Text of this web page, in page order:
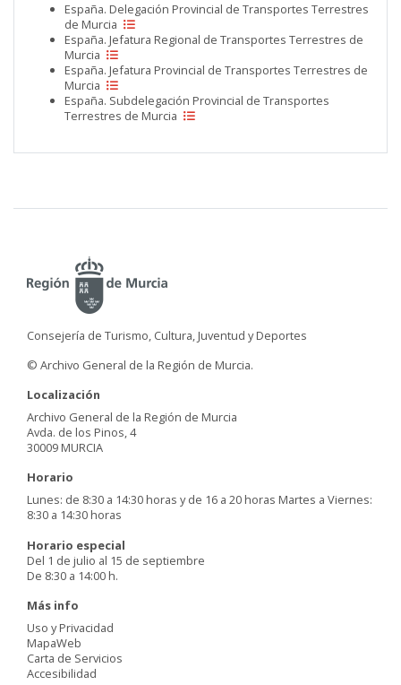
España. Delegación Provincial de Transportes Terrestres
de Murcia
España. Jefatura Regional de Transportes Terrestres de
Murcia
España. Jefatura Provincial de Transportes Terrestres de
Murcia
España. Subdelegación Provincial de Transportes
Terrestres de Murcia
Consejería de Turismo, Cultura, Juventud y Deportes
© Archivo General de la Región de Murcia.
Localización
Archivo General de la Región de Murcia
Avda. de los Pinos, 4
30009 MURCIA
Horario
Lunes: de 8:30 a 14:30 horas y de 16 a 20 horas Martes a Viernes:
8:30 a 14:30 horas
Horario especial
Del 1 de julio al 15 de septiembre
De 8:30 a 14:00 h.
Más info
Uso y Privacidad
MapaWeb
Carta de Servicios
Accesibilidad